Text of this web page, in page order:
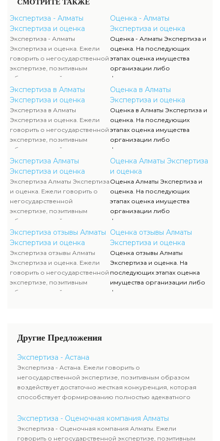
СМОТРИТЕ ТАКЖЕ
Экспертиза - Алматы
Экспертиза и оценка
Экспертиза - Алматы
Экспертиза и оценка. Ежели
говорить о негосударственной
экспертизе, позитивным
образом воздействует
достаточно жесткая
конкуренция, которая
способствует формированию
полностью адекватного
уровня цен.
Экспертиза в Алматы
Экспертиза и оценка
Экспертиза в Алматы
Экспертиза и оценка. Ежели
говорить о негосударственной
экспертизе, позитивным
образом воздействует
достаточно жесткая
конкуренция, которая
способствует формированию
полностью адекватного
уровня цен.
Экспертиза Алматы
Экспертиза и оценка
Экспертиза Алматы Экспертиза
и оценка. Ежели говорить о
негосударственной
экспертизе, позитивным
образом воздействует
достаточно жесткая
конкуренция, которая
способствует формированию
полностью адекватного
уровня цен.
Экспертиза отзывы Алматы
Экспертиза и оценка
Экспертиза отзывы Алматы
Экспертиза и оценка. Ежели
говорить о негосударственной
экспертизе, позитивным
образом воздействует
уровня цен.
Оценка - Алматы
Экспертиза и оценка
Оценка - Алматы Экспертиза и
оценка. На последующих
этапах оценка имущества
организации либо
физического лица полностью
исполняются силами наших
служащих, тогда как участие
клиента ограничивается
объяснением отдельных
вопросов и предоставлением
недостающей документации.
Оценка в Алматы
Экспертиза и оценка
Оценка в Алматы Экспертиза и
оценка. На последующих
этапах оценка имущества
организации либо
физического лица полностью
исполняются силами наших
служащих, тогда как участие
клиента ограничивается
объяснением отдельных
вопросов и предоставлением
недостающей документации.
Оценка Алматы Экспертиза
и оценка
Оценка Алматы Экспертиза и
оценка. На последующих
этапах оценка имущества
организации либо
физического лица полностью
исполняются силами наших
служащих, тогда как участие
клиента ограничивается
объяснением отдельных
вопросов и предоставлением
недостающей документации.
Оценка отзывы Алматы
Экспертиза и оценка
Оценка отзывы Алматы
Экспертиза и оценка. На
последующих этапах оценка
имущества организации либо
физического лица полностью
Другие Предложения
Экспертиза - Астана
Экспертиза - Астана. Ежели говорить о
негосударственной экспертизе, позитивным образом
воздействует достаточно жесткая конкуренция, которая
способствует формированию полностью адекватного
Экспертиза - Оценочная компания Алматы
Экспертиза - Оценочная компания Алматы. Ежели
говорить о негосударственной экспертизе, позитивным